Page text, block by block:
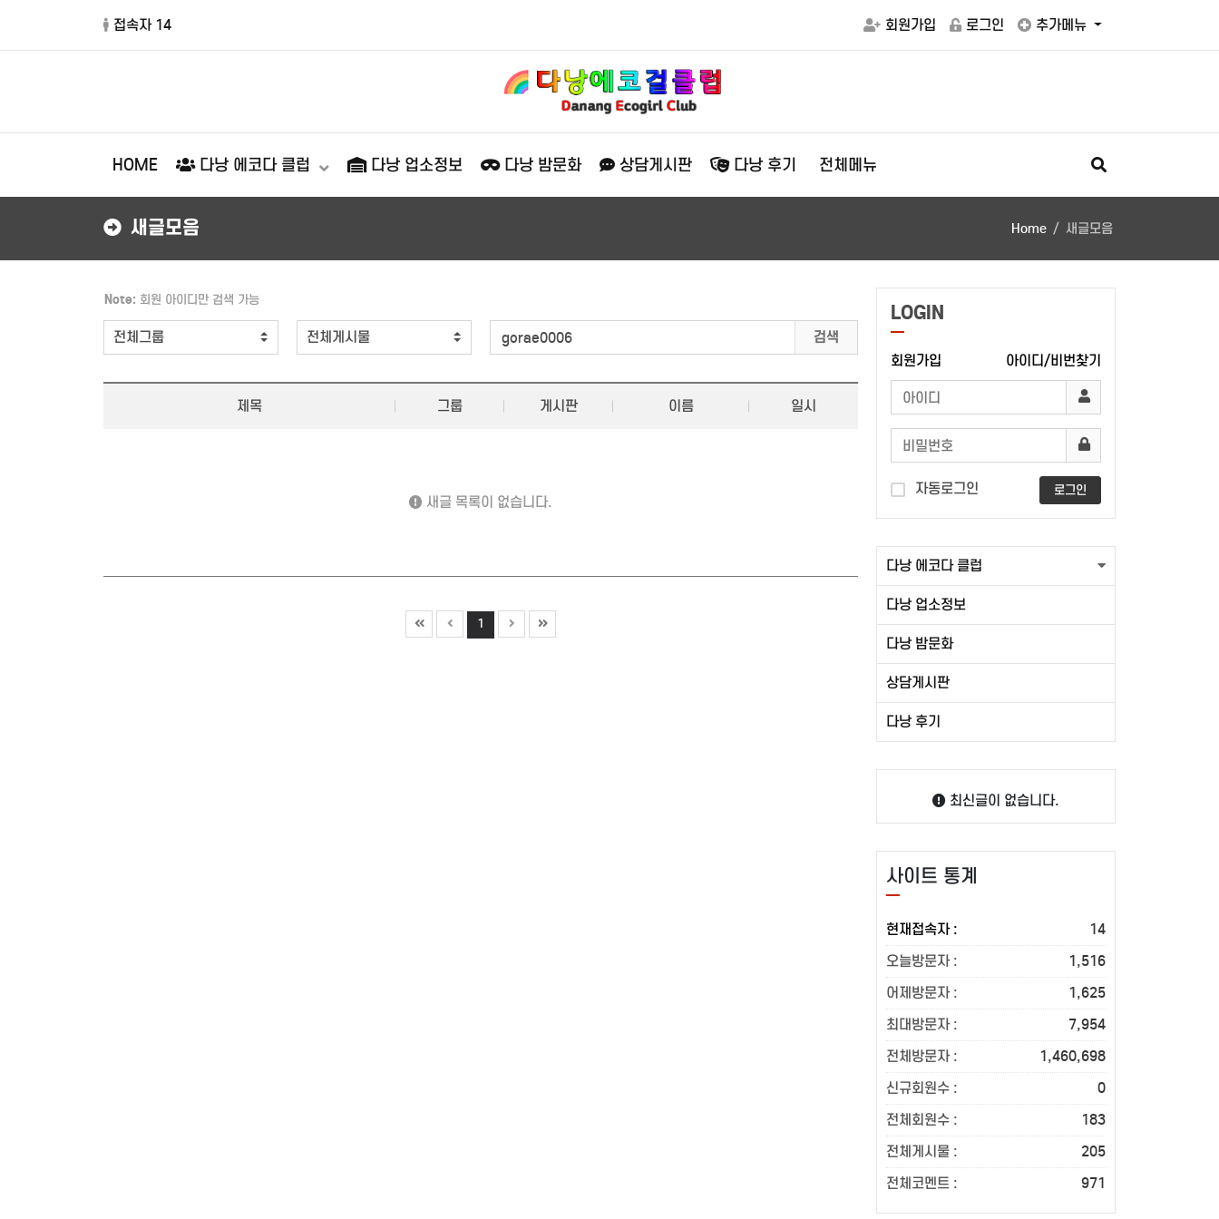
접속자 14 회원가입 로그인 추가메뉴
HOME 다낭 에코다 클럽 다낭 업소정보 다낭 밤문화 상담게시판 다낭 후기 전체메뉴
새글모음 Home 새글모음
Note: 회원 아이디만 검색 가능
검색
제목 그룹 게시판 이름 일시
새글 목록이 없습니다.
1
LOGIN
회원가입 아이디/비번찾기
자동로그인 로그인
다낭 에코다 클럽
다낭 업소정보
다낭 밤문화
상담게시판
다낭 후기
최신글이 없습니다.
사이트 통계
현재접속자 :
14
오늘방문자 :
1,516
어제방문자 :
1,625
최대방문자 :
7,954
전체방문자 :
1,460,698
신규회원수 :
0
전체회원수 :
183
전체게시물 :
205
전체코멘트 :
971